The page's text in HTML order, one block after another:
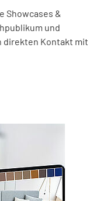
Showcases &
und
Kontakt mit